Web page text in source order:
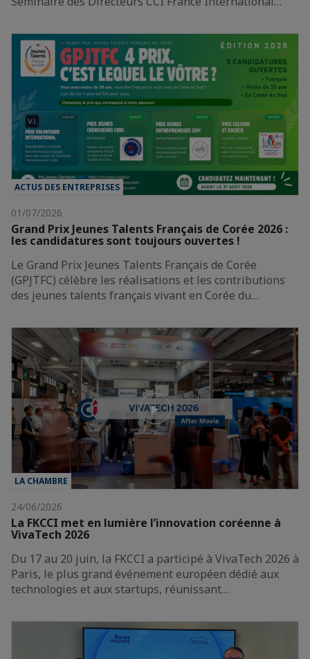
ACTUS DES ENTREPRISES
01/07/2026
Grand Prix Jeunes Talents Français de Corée 2026 :
les candidatures sont toujours ouvertes !
Le Grand Prix Jeunes Talents Français de Corée
(GPJTFC) célèbre les réalisations et les contributions
des jeunes talents français vivant en Corée du…
LA CHAMBRE
24/06/2026
La FKCCI met en lumière l’innovation coréenne à
VivaTech 2026
Du 17 au 20 juin, la FKCCI a participé à VivaTech 2026 à
Paris, le plus grand événement européen dédié aux
technologies et aux startups, réunissant…